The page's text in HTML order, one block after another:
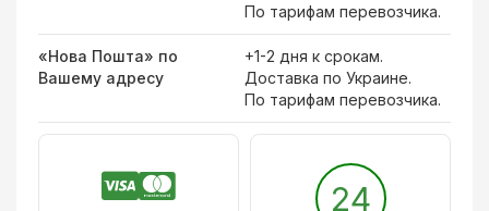
По тарифам перевозчика.
«Нова Пошта» по
Вашему адресу
+1-2 дня к срокам.
Доставка по Украине.
По тарифам перевозчика.
24